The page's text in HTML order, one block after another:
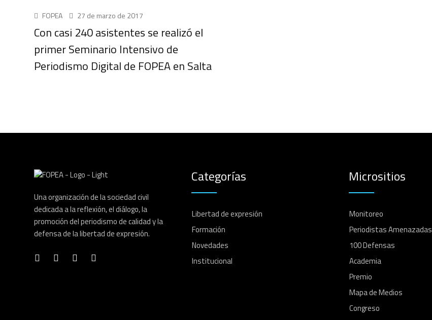
UNCATEGORIZED
FOPEA 27 de marzo de 2017
Con casi 240 asistentes se realizó el
primer Seminario Intensivo de
Periodismo Digital de FOPEA en Salta
Una organización de la sociedad civil
dedicada a la reflexión, el diálogo, la
promoción del periodismo de calidad y la
defensa de la libertad de expresión.
Categorías
Libertad de expresión
Formación
Novedades
Institucional
Micrositios
Monitoreo
Periodistas Amenazadas
100 Defensas
Academia
Premio
Mapa de Medios
Congreso